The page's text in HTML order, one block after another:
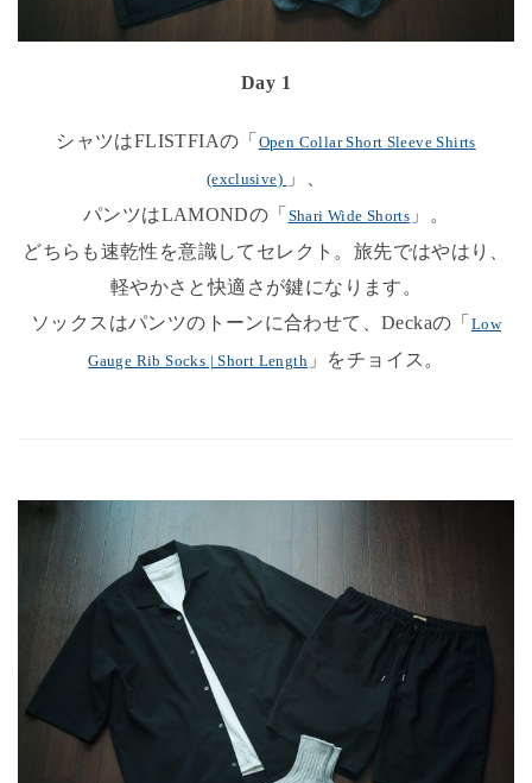
Day 1
シャツはFLISTFIAの「 Open Collar Short Sleeve Shirts
(exclusive) 」、
パンツはLAMONDの「 Shari Wide Shorts 」。
どちらも速乾性を意識してセレクト。旅先ではやはり、
軽やかさと快適さが鍵になります。
ソックスはパンツのトーンに合わせて、Deckaの「 Low
Gauge Rib Socks | Short Length 」をチョイス。